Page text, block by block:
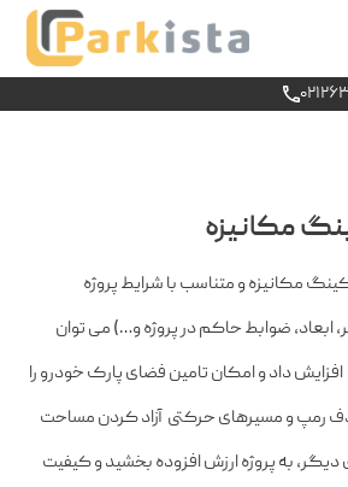
مکانیزه
مکانیزه و متناسب با شرایط پروژه
ضوابط حاکم در پروژه و…) می توان
داد و امکان تامین فضای پارک خودرو را
رمپ و مسیرهای حرکتی آزاد کردن مساحت
به پروژه ارزش افزوده بخشید و کیفیت